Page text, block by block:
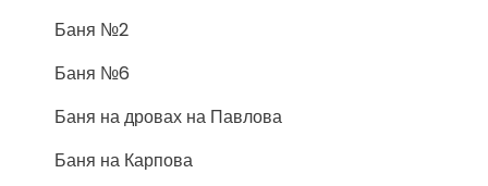
Баня №2
Баня №6
Баня на дровах на Павлова
Баня на Карпова